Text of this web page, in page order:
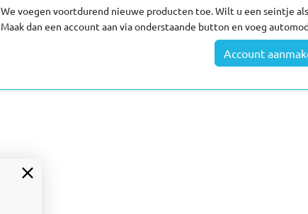
We voegen voortdurend nieuwe producten toe. Wilt u een seintje
Maak dan een account aan via onderstaande button en voeg
Account